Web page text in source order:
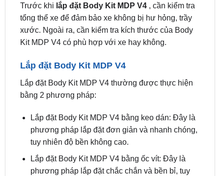
bao gồm các bước sau:
Kiểm tra xe
Trước khilắp đặt Body Kit MDP V4, cần kiểm tra
xước. Ngoài ra, cần kiểm tra kích thước của Body
Kit MDP V4 có phù hợp với xe hay không.
Lắp đặt Body Kit MDP V4 thường được thực hiện
bằng 2 phương pháp:
Lắp đặt Body Kit MDP V4 bằng keo dán: Đây là
phương pháp lắp đặt đơn giản và nhanh chóng,